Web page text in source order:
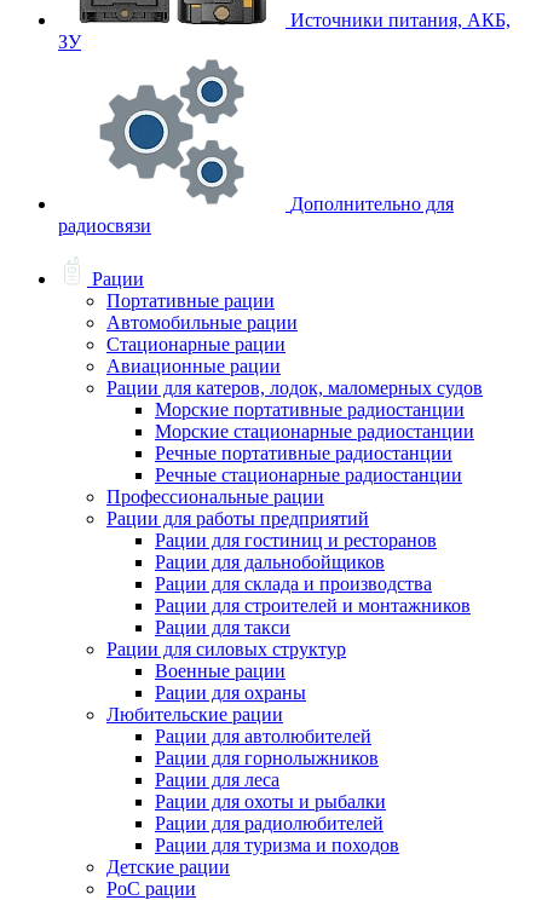
Источники питания, АКБ,
ЗУ
Дополнительно для
радиосвязи
Рации
Портативные рации
Автомобильные рации
Стационарные рации
Авиационные рации
Рации для катеров, лодок, маломерных судов
Морские портативные радиостанции
Морские стационарные радиостанции
Речные портативные радиостанции
Речные стационарные радиостанции
Профессиональные рации
Рации для работы предприятий
Рации для гостиниц и ресторанов
Рации для дальнобойщиков
Рации для склада и производства
Рации для строителей и монтажников
Рации для такси
Рации для силовых структур
Военные рации
Рации для охраны
Любительские рации
Рации для автолюбителей
Рации для горнолыжников
Рации для леса
Рации для охоты и рыбалки
Рации для радиолюбителей
Рации для туризма и походов
Детские рации
PoC рации